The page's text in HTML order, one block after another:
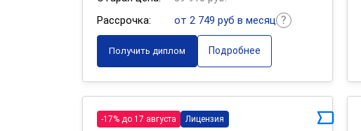
Рассрочка:
от 2 749 руб в месяц
Получить диплом Подробнее
-17% до 17 августа Лицензия